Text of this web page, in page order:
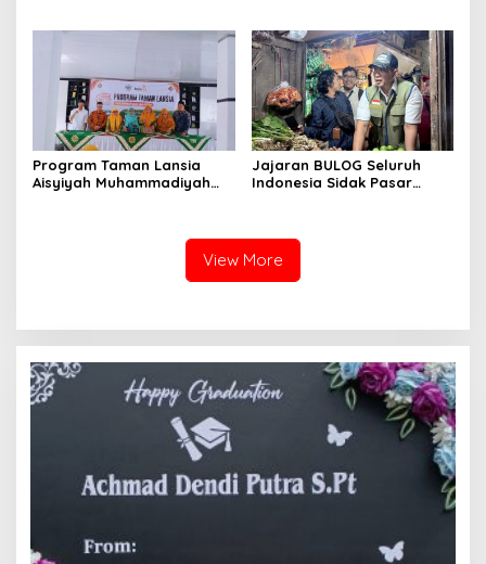
Program Taman Lansia
Aisyiyah Muhammadiyah
Jajaran BULOG Seluruh
Indonesia Sidak Pasar
dan Lebaran 2026
View More